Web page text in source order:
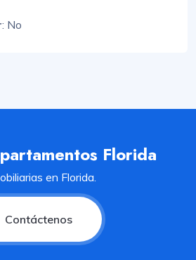
: No
Florida
en Florida.
Contáctenos